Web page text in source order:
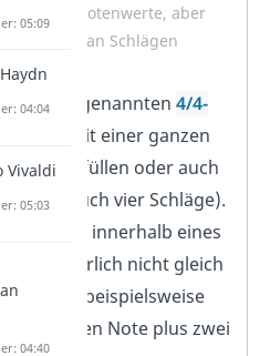
Notenwerte, aber
Anzahl an Schlägen
einen sogenannten 4/4-
Beispiel mit einer ganzen
füllen oder auch
(auch vier Schläge).
Noten innerhalb eines
natürlich nicht gleich
Takt kann beispielsweise
halben Note plus zwei
05:09
04:04
Vivaldi
05:03
04:40